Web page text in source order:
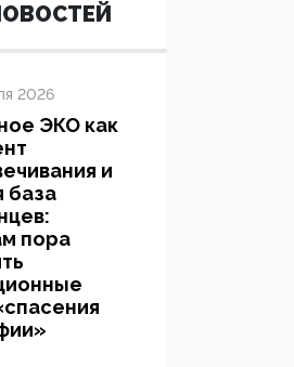
2026
ЭКО как
и
база
пора